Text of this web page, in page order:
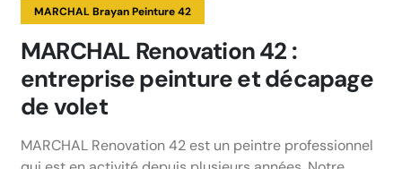
MARCHAL Brayan Peinture 42
MARCHAL Renovation 42 :
entreprise peinture et décapage
de volet
MARCHAL Renovation 42 est un peintre professionnel